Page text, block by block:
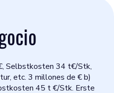
Selbstkosten 34 t€/Stk,
etc. 3 millones de € b)
45 t €/Stk. Erste